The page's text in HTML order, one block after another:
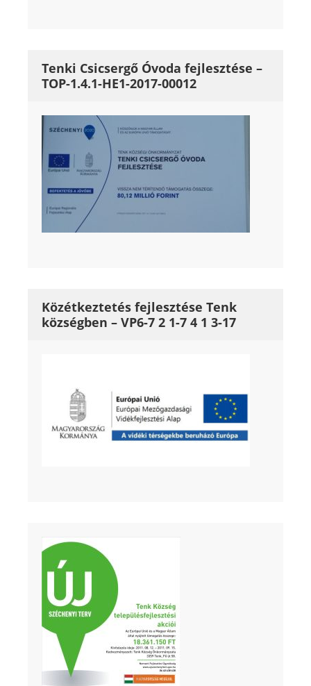
Tenki Csicsergő Óvoda fejlesztése –
TOP-1.4.1-HE1-2017-00012
Közétkeztetés fejlesztése Tenk
községben – VP6-7 2 1-7 4 1 3-17